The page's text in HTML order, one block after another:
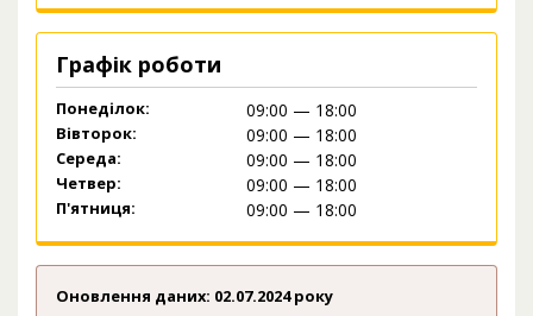
Графік роботи
Понеділок: 09:00 — 18:00
Вівторок: 09:00 — 18:00
Середа: 09:00 — 18:00
Четвер: 09:00 — 18:00
П'ятниця: 09:00 — 18:00
Оновлення даних: 02.07.2024 року